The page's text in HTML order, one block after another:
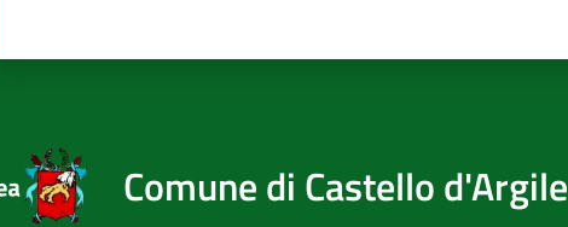
Comune di Castello d'Argile